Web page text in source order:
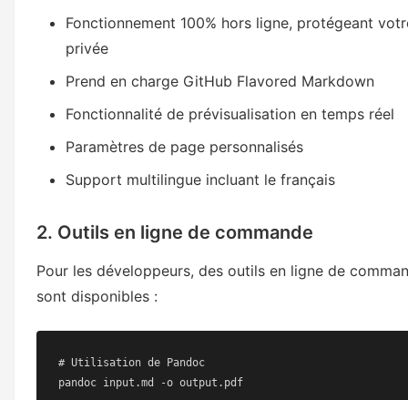
Fonctionnement 100% hors ligne, protégeant
privée
Prend en charge GitHub Flavored Markdown
Fonctionnalité de prévisualisation en temps réel
Paramètres de page personnalisés
Support multilingue incluant le français
2. Outils en ligne de commande
Pour les développeurs, des outils en ligne de
sont disponibles :
# Utilisation de Pandoc
pandoc input.md -o output.pdf